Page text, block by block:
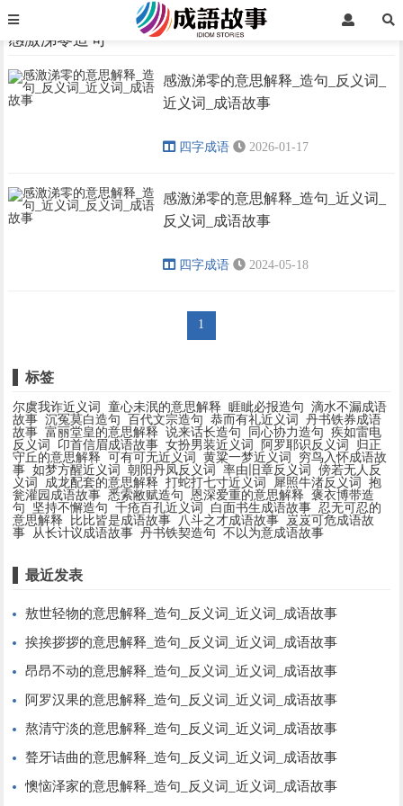
› ›
感激涕零造句
感激涕零造句
感激涕零的意思解释_造句_反义词_
近义词_成语故事
四字成语 2026-01-17
感激涕零的意思解释_造句_近义词_
反义词_成语故事
四字成语 2024-05-18
1
标签
尔虞我诈近义词 童心未泯的意思解释 睚眦必报造句
滴水不漏成语
故事 沉冤莫白造句 百代文宗造句 恭而有礼近义词
丹书铁券成语
故事 富丽堂皇的意思解释 说来话长造句 同心协力造句
疾如雷电
反义词
卬首信眉成语故事 女扮男装近义词 阿罗耶识反义词
归正
守丘的意思解释
可有可无近义词 黄粱一梦近义词
穷鸟入怀成语故
事 如梦方醒近义词 朝阳丹凤反义词 率由旧章反义词
傍若无人反
义词
成龙配套的意思解释 打蛇打七寸近义词 犀照牛渚反义词
抱
瓮灌园成语故事 悉索敝赋造句 恩深爱重的意思解释
褒衣博带造
句
坚持不懈造句 千疮百孔近义词 白面书生成语故事 忍无可忍的
意思解释
比比皆是成语故事 八斗之才成语故事 岌岌可危成语故
事 从长计议成语故事 丹书铁契造句 不以为意成语故事
最近发表
敖世轻物的意思解释_造句_反义词_近义词_成语故事
挨挨拶拶的意思解释_造句_反义词_近义词_成语故事
昂昂不动的意思解释_造句_反义词_近义词_成语故事
阿罗汉果的意思解释_造句_反义词_近义词_成语故事
熬清守淡的意思解释_造句_反义词_近义词_成语故事
聱牙诘曲的意思解释_造句_反义词_近义词_成语故事
懊恼泽家的意思解释_造句_反义词_近义词_成语故事